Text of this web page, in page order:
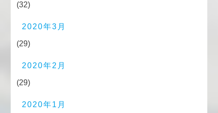
(32)
2020年3月
(29)
2020年2月
(29)
2020年1月